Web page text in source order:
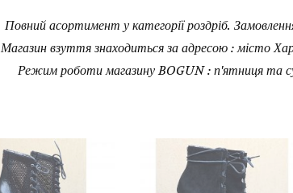
Повний асортимент у категорії роздріб.
Магазин взуття знаходиться за адресою : місто
Режим роботи магазину BOGUN : п'ятниця та